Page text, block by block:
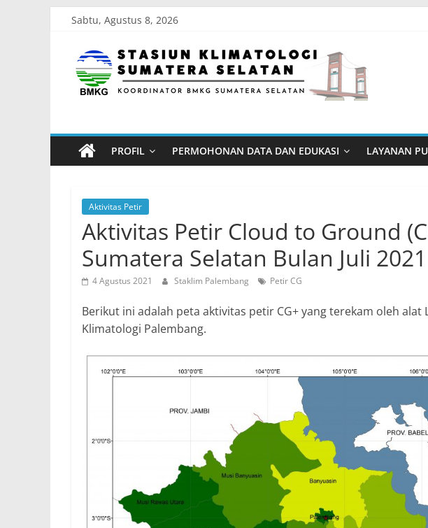
content
Sabtu, Agustus 8, 2026
Stasiun
Klimatologi
Sumatera
Selatan
Koordinator
BMKG
Sumatera
Selatan
PROFIL PERMOHONAN DATA DAN EDUKASI LAYANAN
Aktivitas Petir
Aktivitas Petir Cloud to Ground
Sumatera Selatan Bulan Juli 2021
4 Agustus 2021 Staklim Palembang Petir CG
Berikut ini adalah peta aktivitas petir CG+ yang terekam oleh
Klimatologi Palembang.